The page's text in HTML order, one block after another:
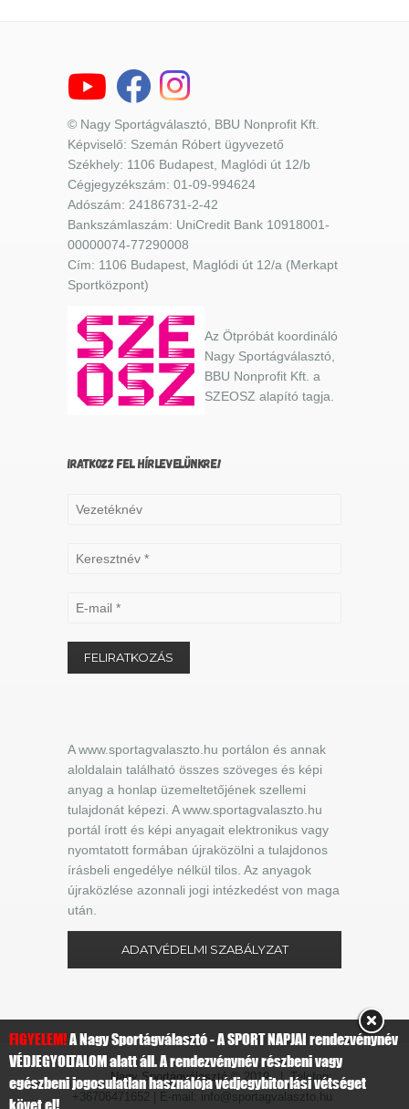
© Nagy Sportágválasztó, BBU Nonprofit Kft.
Képviselő: Szemán Róbert ügyvezető
Székhely: 1106 Budapest, Maglódi út 12/b
Cégjegyzékszám: 01-09-994624
Adószám: 24186731-2-42
Bankszámlaszám: UniCredit Bank 10918001-
00000074-77290008
Cím: 1106 Budapest, Maglódi út 12/a (Merkapt
Sportközpont)
Az Ötpróbát koordináló
Nagy Sportágválasztó,
BBU Nonprofit Kft. a
SZEOSZ alapító tagja.
IRATKOZZ FEL HÍRLEVELÜNKRE!
A www.sportagvalaszto.hu portálon és annak
aloldalain található összes szöveges és képi
anyag a honlap üzemeltetőjének szellemi
tulajdonát képezi. A www.sportagvalaszto.hu
portál írott és képi anyagait elektronikus vagy
nyomtatott formában újraközölni a tulajdonos
írásbeli engedélye nélkül tilos. Az anyagok
újraközlése azonnali jogi intézkedést von maga
után.
ADATVÉDELMI SZABÁLYZAT
Nagy Sportágválasztó© 2019 | Telefon:
+36706471652 | E-mail: info@sportagvalaszto.hu
FIGYELEM!A Nagy Sportágválasztó - A SPORT NAPJAI rendezvénynév
VÉDJEGYOLTALOM alatt áll. A rendezvénynév részbeni vagy
egészbeni jogosulatlan használója védjegybitorlási vétséget
követ el!